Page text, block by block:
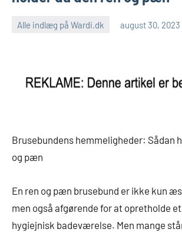
Alle indlæg på Wardi.dk august 30, 2023
Brusebundens hemmeligheder: Sådan
og pæn
En ren og pæn brusebund er ikke kun
men også afgørende for at opretholde
hygiejnisk badeværelse. Men mange